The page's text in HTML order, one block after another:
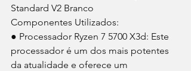
Standard V2 Branco
Componentes Utilizados:
● Processador Ryzen 7 5700 X3d: Este
processador é um dos mais potentes
da atualidade e oferece um